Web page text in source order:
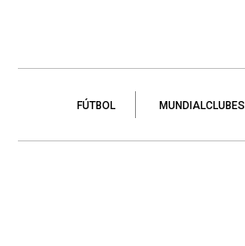
FÚTBOL MUNDIALCLUBES